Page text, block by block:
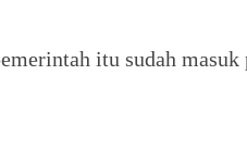
itu sudah